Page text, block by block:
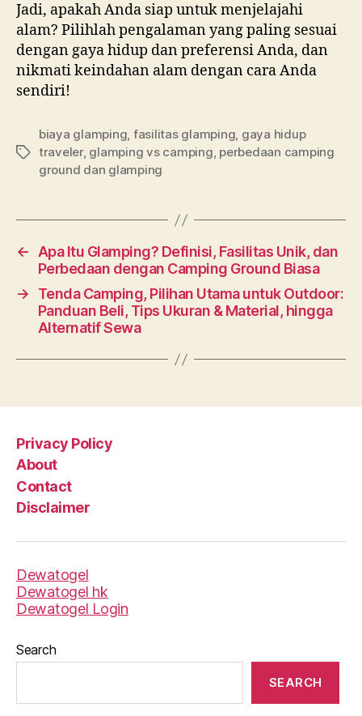
Jadi, apakah Anda siap untuk menjelajahi
alam? Pilihlah pengalaman yang paling sesuai
dengan gaya hidup dan preferensi Anda, dan
nikmati keindahan alam dengan cara Anda
sendiri!
Tags
biaya glamping, fasilitas glamping, gaya hidup
traveler, glamping vs camping, perbedaan camping
ground dan glamping
← Apa Itu Glamping? Definisi, Fasilitas Unik, dan
Perbedaan dengan Camping Ground Biasa
→
Tenda Camping, Pilihan Utama untuk Outdoor:
Panduan Beli, Tips Ukuran & Material, hingga
Alternatif Sewa
Privacy Policy
About
Contact
Disclaimer
Dewatogel
Dewatogel hk
Dewatogel Login
Search
SEARCH